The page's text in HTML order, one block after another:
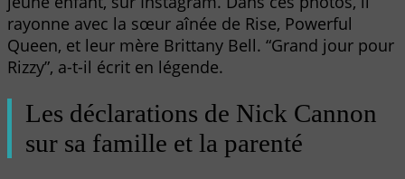
rayonne avec la sœur aînée de Rise, Powerful
Queen, et leur mère Brittany Bell. “Grand jour pour
Rizzy”, a-t-il écrit en légende.
Les déclarations de Nick Cannon
sur sa famille et la parenté